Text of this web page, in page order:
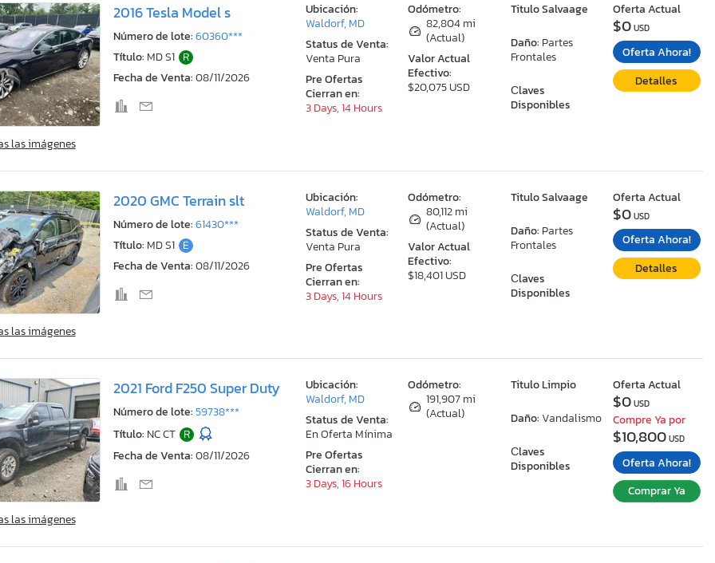
las imágenes
2016 Tesla Model s
Número de lote:60360***
Título: MD S1 R
Fecha de Venta:08/11/2026
Odómetro:
82,804 mi
(Actual)
Valor Actual
Efectivo:
$20,075 USD
Titulo Salvaage
Daño: Partes
Frontales
Сlaves
Disponibles
Ubicación:
Waldorf, MD
Status de Venta:
Venta Pura
Pre Ofertas
Cierran en:
3 Days, 14 Hours
Oferta Actual
$0USD
Oferta Ahora!
Detalles
las imágenes
2020 GMC Terrain slt
Número de lote:61430***
Título: MD S1 E
Fecha de Venta:08/11/2026
Odómetro:
80,112 mi
(Actual)
Valor Actual
Efectivo:
$18,401 USD
Titulo Salvaage
Daño: Partes
Frontales
Сlaves
Disponibles
Ubicación:
Waldorf, MD
Status de Venta:
Venta Pura
Pre Ofertas
Cierran en:
3 Days, 14 Hours
Oferta Actual
$0USD
Oferta Ahora!
Detalles
las imágenes
2021 Ford F250 Super Duty
Número de lote:59738***
Título: NC CT R
Fecha de Venta:08/11/2026
Odómetro:
191,907 mi
(Actual)
Titulo Limpio
Daño:Vandalismo
Сlaves
Disponibles
Ubicación:
Waldorf, MD
Status de Venta:
En Oferta Mínima
Pre Ofertas
Cierran en:
3 Days, 16 Hours
Oferta Actual
$0USD
Compre Ya por
$10,800USD
Oferta Ahora!
Comprar Ya